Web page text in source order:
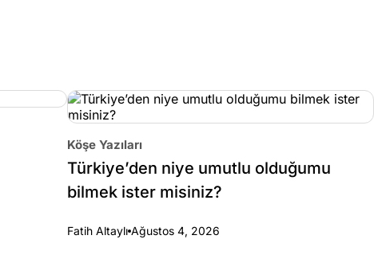
Köşe Yazıları
Türkiye’den niye umutlu olduğumu
bilmek ister misiniz?
Fatih Altaylı Ağustos 4, 2026